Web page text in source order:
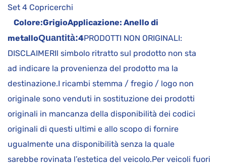
Set 4 Copricerchi
Colore:GrigioApplicazione: Anello di
metalloQuantità:4PRODOTTI NON ORIGINALI:
DISCLAIMERIl simbolo ritratto sul prodotto non sta
ad indicare la provenienza del prodotto ma la
destinazione.I ricambi stemma / fregio / logo non
originale sono venduti in sostituzione dei prodotti
originali in mancanza della disponibilità dei codici
originali di questi ultimi e allo scopo di fornire
ugualmente una disponibilità senza la quale
sarebbe rovinata l’estetica del veicolo.Per veicoli fuori